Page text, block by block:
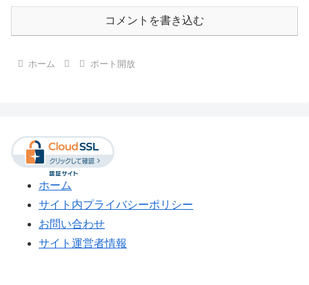
コメントを書き込む
ホーム ポート開放
ホーム
サイト内プライバシーポリシー
お問い合わせ
サイト運営者情報